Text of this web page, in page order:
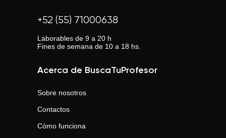
+52 (55) 71000638
Laborables de 9 a 20 h
Fines de semana de 10 a 18 hs.
Acerca de BuscaTuProfesor
Sobre nosotros
Contactos
Cómo funciona